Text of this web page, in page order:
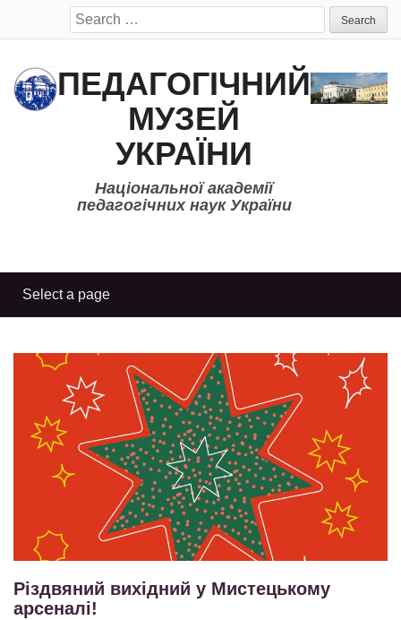
Search
for:
ПЕДАГОГІЧНИЙ
МУЗЕЙ
УКРАЇНИ
Національної академії
педагогічних наук України
Різдвяний вихідний у Мистецькому
арсеналі!